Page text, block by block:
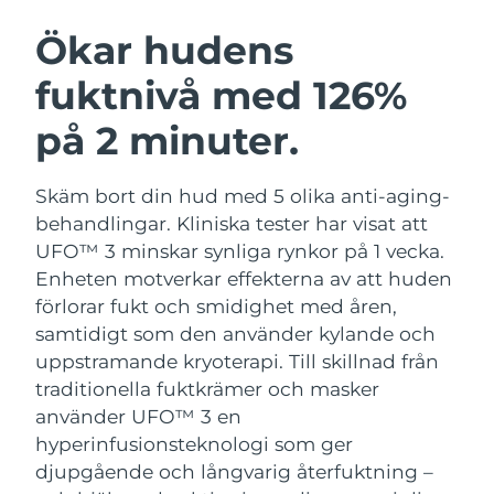
Ökar hudens
fuktnivå med 126%
på 2 minuter.
Skäm bort din hud med 5 olika anti-aging-
behandlingar. Kliniska tester har visat att
UFO™ 3 minskar synliga rynkor på 1 vecka.
Enheten motverkar effekterna av att huden
förlorar fukt och smidighet med åren,
samtidigt som den använder kylande och
uppstramande kryoterapi. Till skillnad från
traditionella fuktkrämer och masker
använder UFO™ 3 en
hyperinfusionsteknologi som ger
djupgående och långvarig återfuktning –
Ansiktsrengöring
Anti-aging massage
LUNA™ 4 Plus
Massage, LED heating
LUNA™ 4 Men
For men, anti-aging massage
Ansiktslyft
Microcurrent toning
BEAR™ 2 go
Microcurrent toning on-the-go
BEAR™ 2 eyes & lips
Microcurrent line smoothing device
Återfuktning
UFO™ 3-paket
Deep facial hydration
UFO™ 3 LED
Near-infrared and red light therapy
device
Munvård
issa™ 4
Hybrid silicone sonic toothbrush
issa™ 4 plus
Smart hybrid silicone sonic toothbrush
FAQ™ ANTI-AGING-BEHANDLING
Anti-aging LED-behandlingar
NEW
Österrike
Bahrain Förväntad leverans
Belgien Förväntad leverans
Bermuda Förväntad leverans8/16/26
Bosnien och
Hercegovina
Förväntad leverans8/13/26
Brunei Förväntad leverans
Bulgarien Förväntad leverans8/10/26
Kanada
Chile Förväntad leverans8/14/26